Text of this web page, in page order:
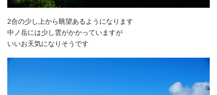
2合の少し上から眺望あるようになります
中ノ岳には少し雲がかかっていますが
いいお天気になりそうです